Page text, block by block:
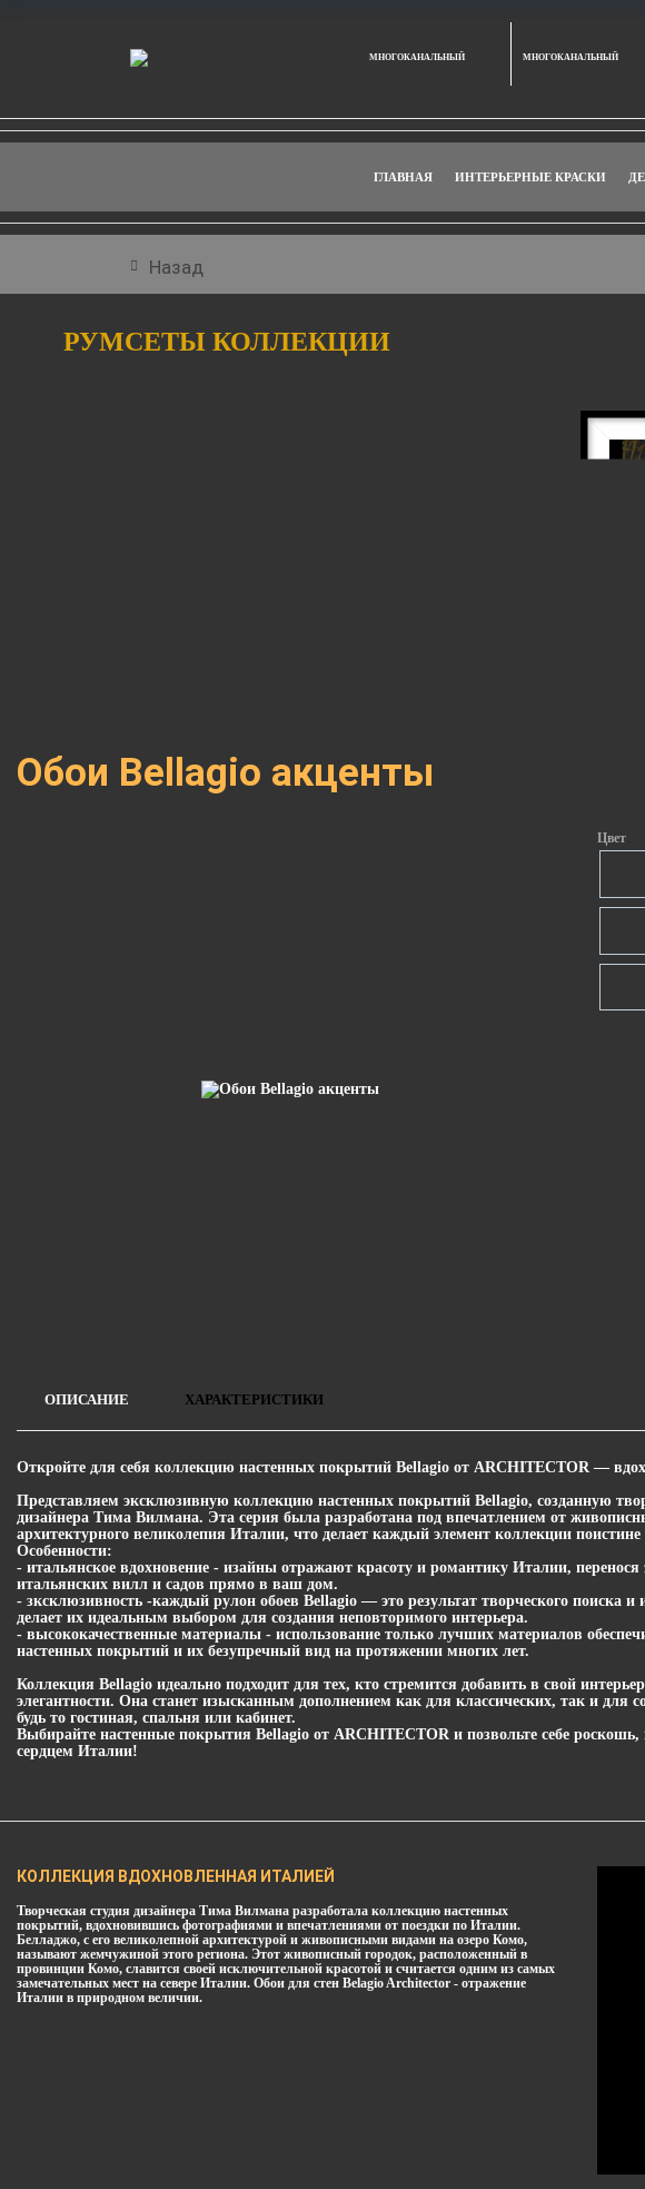
МНОГОКАНАЛЬНЫЙ МНОГОКАНАЛЬНЫЙ
ГЛАВНАЯ ИНТЕРЬЕРНЫЕ КРАСКИ
Назад
РУМСЕТЫ КОЛЛЕКЦИИ
Обои Bellagio акценты
Цвет
ОПИСАНИЕ ХАРАКТЕРИСТИКИ
Откройте для себя коллекцию настенных покрытий Bellagio от ARCHITECTOR —
Представляем эксклюзивную коллекцию настенных покрытий Bellagio, созданную
дизайнера Тима Вилмана. Эта серия была разработана под впечатлением от
архитектурного великолепия Италии, что делает каждый элемент коллекции
Особенности:
- итальянское вдохновение - изайны отражают красоту и романтику Италии, перенося
итальянских вилл и садов прямо в ваш дом.
- зксклюзивность -каждый рулон обоев Bellagio — это результат творческого поиска и
делает их идеальным выбором для создания неповторимого интерьера.
- высококачественные материалы - использование только лучших материалов
настенных покрытий и их безупречный вид на протяжении многих лет.
Коллекция Bellagio идеально подходит для тех, кто стремится добавить в свой
элегантности. Она станет изысканным дополнением как для классических, так и для
будь то гостиная, спальня или кабинет.
Выбирайте настенные покрытия Bellagio от ARCHITECTOR и позвольте себе
сердцем Италии!
КОЛЛЕКЦИЯ ВДОХНОВЛЕННАЯ ИТАЛИЕЙ
Творческая студия дизайнера Тима Вилмана разработала коллекцию настенных
покрытий, вдохновившись фотографиями и впечатлениями от поездки по Италии.
Белладжо, с его великолепной архитектурой и живописными видами на озеро Комо,
называют жемчужиной этого региона. Этот живописный городок, расположенный в
провинции Комо, славится своей исключительной красотой и считается одним из самых
замечательных мест на севере Италии. Обои для стен Belagio Architector - отражение
Италии в природном величии.